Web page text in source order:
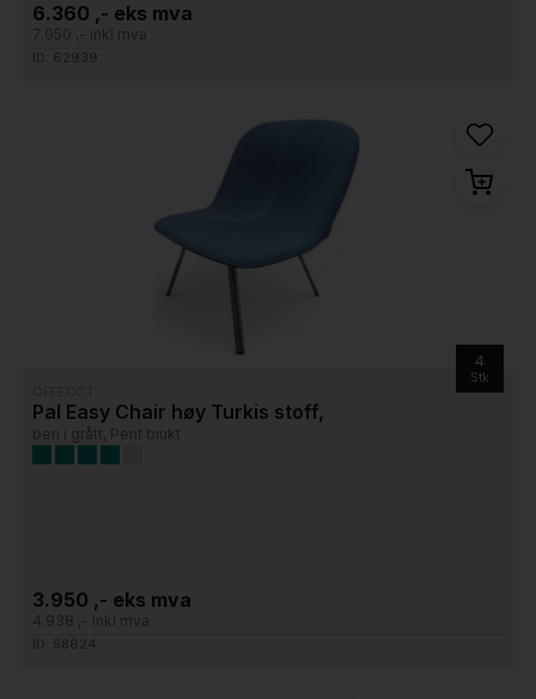
6.360 ,- eks mva
7.950 ,- inkl mva
ID: 62939
4
Stk
Pal Easy Chair høy Turkis stoff,
ben i grått, Pent brukt
3.950 ,- eks mva
4.938 ,- inkl mva
ID: 58624